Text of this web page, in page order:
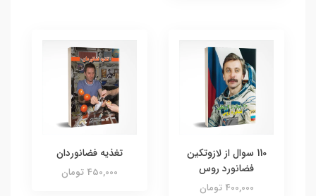
110 سوال از لازوتکین
فضانورد روس
400,000 تومان
تغذیه فضانوردان
450,000 تومان